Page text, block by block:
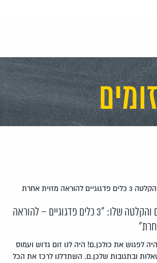
סיכום זום והקלטה שלו: "3 כלים פדגוגיים – להוראה
לפגוש את כולכן.ם! היה לנו זום גדוש ועמוס
ובתגובות שלכן.ם. השתדלנו לרכז את הכל